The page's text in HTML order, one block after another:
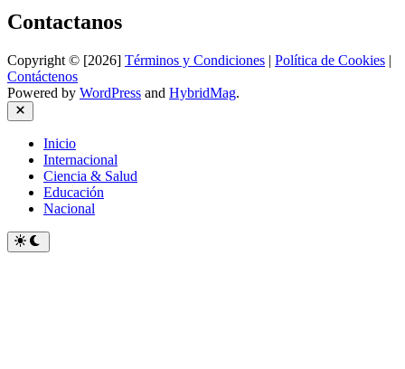
Contactanos
Copyright © [2026] Términos y Condiciones | Política de Cookies |
Contáctenos
Powered by WordPress and HybridMag.
Close
Inicio
Internacional
Ciencia & Salud
Educación
Nacional
Switch
to